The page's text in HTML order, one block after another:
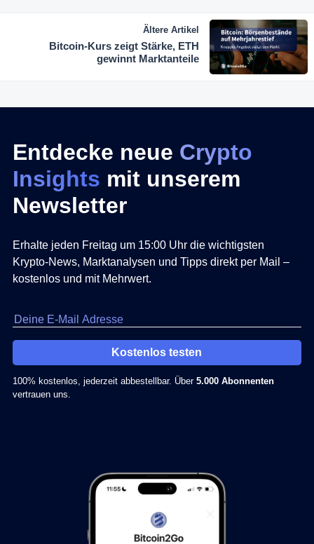
Ältere Artikel
Bitcoin-Kurs zeigt Stärke, ETH
gewinnt Marktanteile
Entdecke neue Crypto
Insights mit unserem
Newsletter
Erhalte jeden Freitag um 15:00 Uhr die wichtigsten
Krypto-News, Marktanalysen und Tipps direkt per Mail –
kostenlos und mit Mehrwert.
Kostenlos testen
100% kostenlos, jederzeit abbestellbar. Über 5.000 Abonnenten
vertrauen uns.